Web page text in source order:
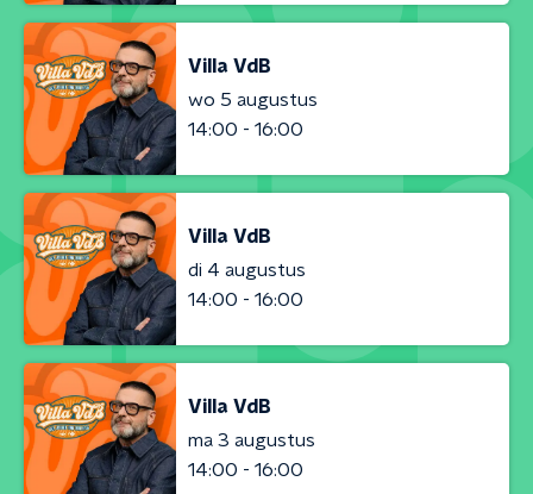
Villa VdB
wo 5 augustus
14:00 - 16:00
Villa VdB
di 4 augustus
14:00 - 16:00
Villa VdB
ma 3 augustus
14:00 - 16:00